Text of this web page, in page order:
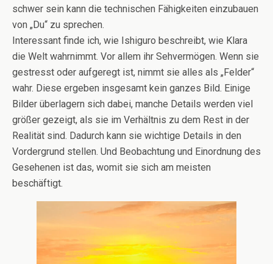
schwer sein kann die technischen Fähigkeiten einzubauen
von „Du“ zu sprechen.
Interessant finde ich, wie Ishiguro beschreibt, wie Klara
die Welt wahrnimmt. Vor allem ihr Sehvermögen. Wenn sie
gestresst oder aufgeregt ist, nimmt sie alles als „Felder“
wahr. Diese ergeben insgesamt kein ganzes Bild. Einige
Bilder überlagern sich dabei, manche Details werden viel
größer gezeigt, als sie im Verhältnis zu dem Rest in der
Realität sind. Dadurch kann sie wichtige Details in den
Vordergrund stellen. Und Beobachtung und Einordnung des
Gesehenen ist das, womit sie sich am meisten
beschäftigt.